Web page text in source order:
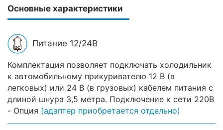
Основные характеристики
Питание 12/24В
Комплектация позволяет подключать холодильник
к автомобильному прикуривателю 12 В (в
легковых) или 24 В (в грузовых) кабелем питания с
длиной шнура 3,5 метра. Подключение к сети 220В
- Опция (адаптер приобретается отдельно)